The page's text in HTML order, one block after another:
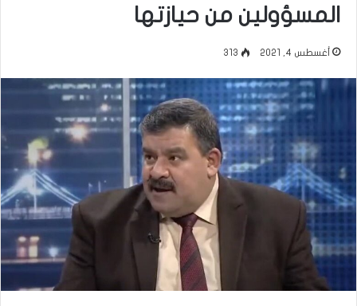
المسؤولين من حيازتها
أغسطس 4, 2021 313